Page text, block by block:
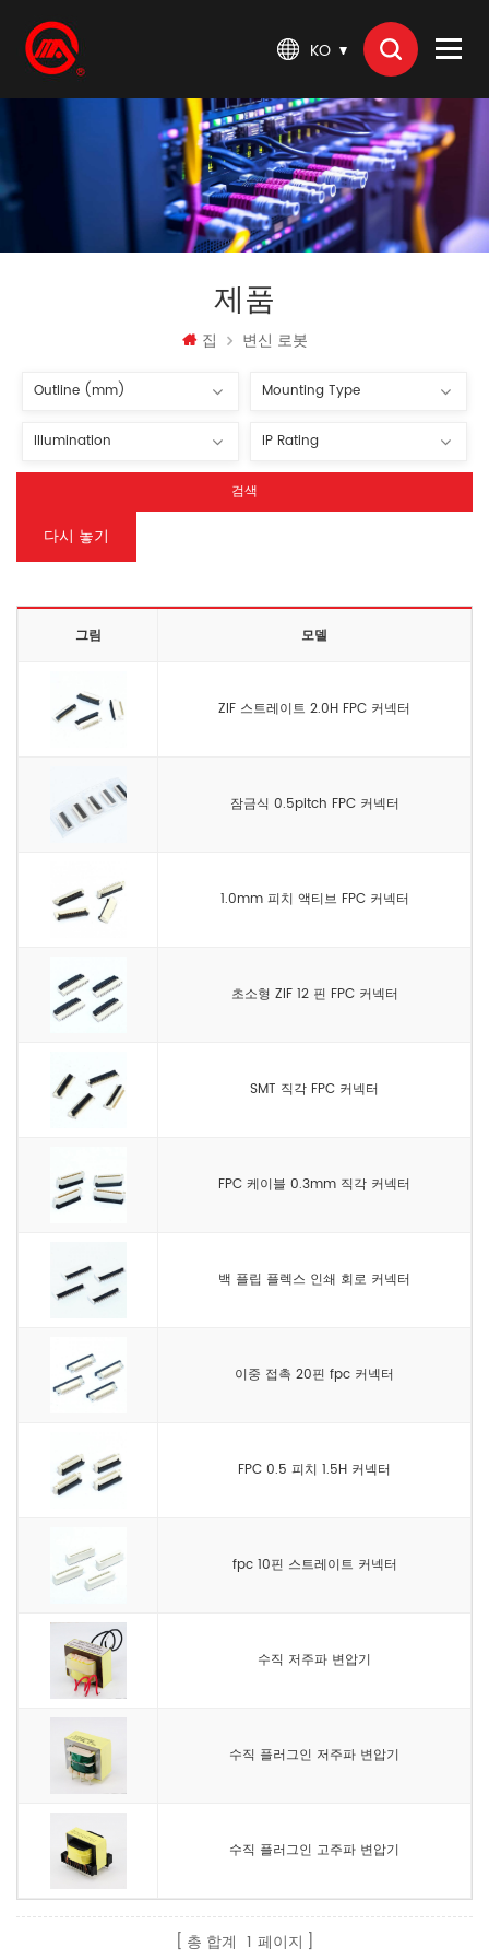
KO
제품
집 변신 로봇
검색
다시 놓기
그림 모델
ZIF 스트레이트 2.0H FPC 커넥터
잠금식 0.5pitch FPC 커넥터
1.0mm 피치 액티브 FPC 커넥터
초소형 ZIF 12 핀 FPC 커넥터
SMT 직각 FPC 커넥터
FPC 케이블 0.3mm 직각 커넥터
백 플립 플렉스 인쇄 회로 커넥터
이중 접촉 20핀 fpc 커넥터
FPC 0.5 피치 1.5H 커넥터
fpc 10핀 스트레이트 커넥터
수직 저주파 변압기
수직 플러그인 저주파 변압기
수직 플러그인 고주파 변압기
총 합계 1 페이지